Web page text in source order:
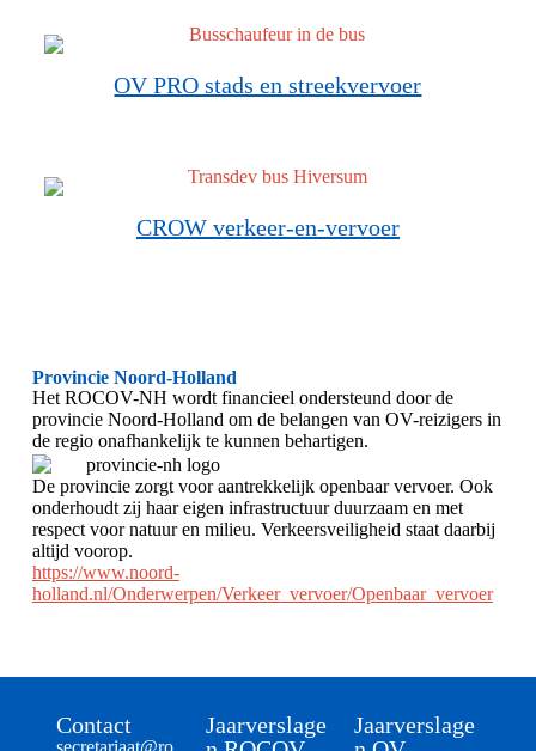
OV PRO stads en streekvervoer
CROW verkeer-en-vervoer
Provincie Noord-Holland
Het ROCOV-NH wordt financieel ondersteund door de
provincie Noord-Holland om de belangen van OV-reizigers in
de regio onafhankelijk te kunnen behartigen.
De provincie zorgt voor aantrekkelijk openbaar vervoer. Ook
onderhoudt zij haar eigen infrastructuur duurzaam en met
respect voor natuur en milieu. Verkeersveiligheid staat daarbij
altijd voorop.
https://www.noord-
holland.nl/Onderwerpen/Verkeer_vervoer/Openbaar_vervoer
Contact
secretariaat@ro
Jaarverslage
Jaarverslage